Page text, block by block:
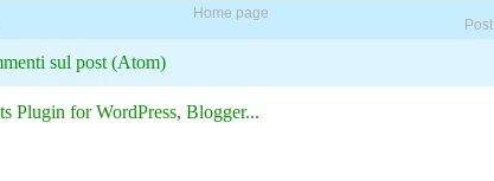
Home page
sul post (Atom)